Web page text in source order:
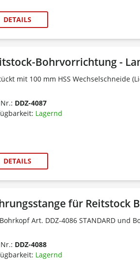
DETAILS
Bohrvorrichtung -
mit 100 mm HSS Wechselschneide
DDZ-4087
Lagernd
DETAILS
für Reitstock
Bohrkopf Art. DDZ-4086 STANDARD und
DDZ-4088
Lagernd